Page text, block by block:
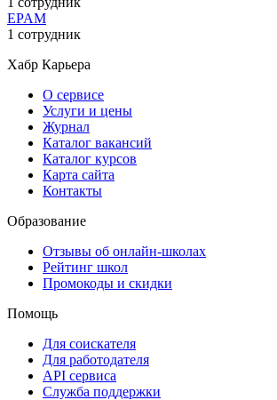
EPAM
1 сотрудник
Хабр Карьера
О сервисе
Услуги и цены
Журнал
Каталог вакансий
Каталог курсов
Карта сайта
Контакты
Образование
Отзывы об онлайн-школах
Рейтинг школ
Промокоды и скидки
Помощь
Для соискателя
Для работодателя
API сервиса
Служба поддержки